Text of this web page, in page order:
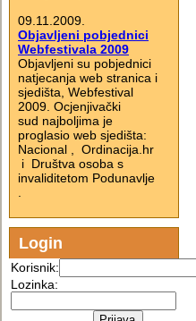
09.11.2009.
Objavljeni pobjednici
Webfestivala 2009
Objavljeni su pobjednici
natjecanja web stranica i
sjedišta, Webfestival
2009. Ocjenjivački
sud najboljima je
proglasio web sjedišta:
Nacional , Ordinacija.hr
i Društva osoba s
invaliditetom Podunavlje
Login
Korisnik:
Lozinka: